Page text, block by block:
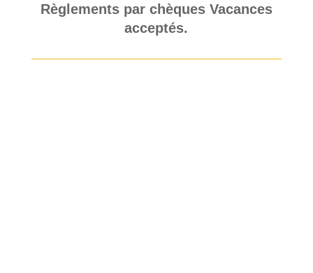
Règlements par chèques Vacances
acceptés.